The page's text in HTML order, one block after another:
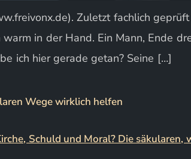
Zuletzt fachlich
in der Hand. Ein Mann, Ende
ich hier gerade getan? Seine […]
Wege wirklich helfen